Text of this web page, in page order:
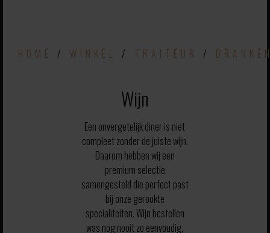
HOME / WINKEL / TRAITEUR /
Wijn
Een onvergetelijk diner is niet
compleet zonder de juiste wijn.
Daarom hebben wij een
premium selectie
samengesteld die perfect past
bij onze gerookte
specialiteiten. Wijn bestellen
was nog nooit zo eenvoudig,